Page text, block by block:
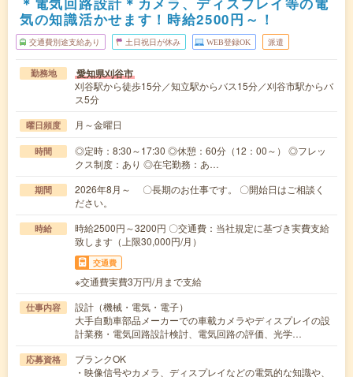
気の知識活かせます！時給2500円～！
交通費別途支給あり 土日祝日が休み WEB登録OK 派遣
勤務地 愛知県刈谷市
刈谷駅から徒歩15分／知立駅からバス15分／刈谷市駅からバ
ス5分
曜日頻度 月～金曜日
時間
◎定時：8:30～17:30 ◎休憩：60分（12：00～） ◎フレッ
クス制度：あり ◎在宅勤務：あ…
期間
2026年8月～ 〇長期のお仕事です。 〇開始日はご相談く
ださい。
時給
時給2500円～3200円 〇交通費：当社規定に基づき実費支給
致します（上限30,000円/月）
交通費
※交通費実費3万円/月まで支給
仕事内容
設計（機械・電気・電子）
大手自動車部品メーカーでの車載カメラやディスプレイの設
計業務・電気回路設計検討、電気回路の評価、光学…
応募資格
ブランクOK
・映像信号やカメラ、ディスプレイなどの電気的な知識や、